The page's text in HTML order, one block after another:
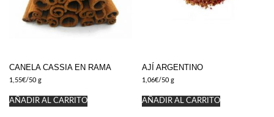
CANELA CASSIA EN RAMA
1,55€/50 g
AÑADIR AL CARRITO
AJÍ ARGENTINO
1,06€/50 g
AÑADIR AL CARRITO